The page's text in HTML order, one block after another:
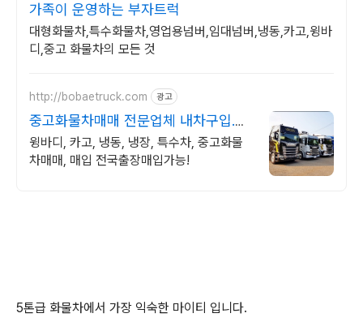
가족이 운영하는 부자트럭
대형화물차,특수화물차,영업용넘버,임대넘버,냉동,카고,윙바
디,중고 화물차의 모든 것
http://bobaetruck.com 광고
중고화물차매매 전문업체 내차구입.내
차팔기 보배트럭
윙바디, 카고, 냉동, 냉장, 특수차, 중고화물
차매매, 매입 전국출장매입가능!
5톤급 화물차에서 가장 익숙한 마이티 입니다.